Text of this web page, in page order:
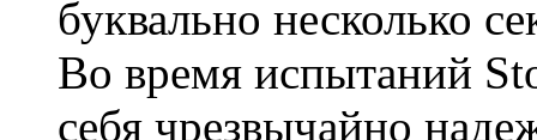
буквально несколько
Во время испытаний
себя чрезвычайно